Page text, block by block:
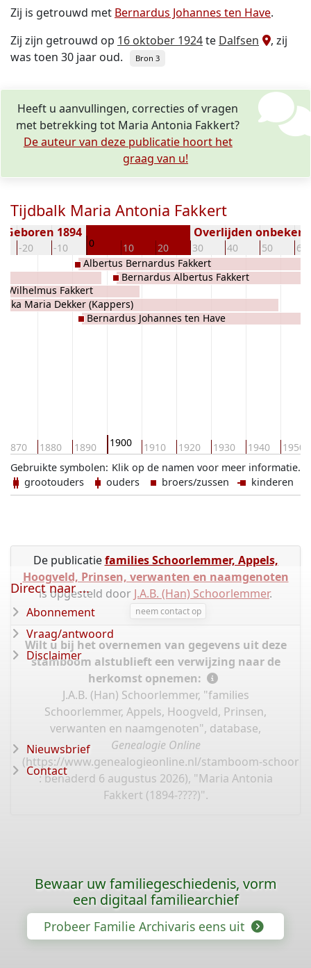
Zij is getrouwd met Bernardus Johannes ten Have.
Zij zijn getrouwd op 16 oktober 1924te Dalfsen
, zij
was toen 30 jaar oud.
Bron 3
Heeft u aanvullingen, correcties of vragen
met betrekking tot Maria Antonia Fakkert?
De auteur van deze publicatie hoort het
graag van u!
Tijdbalk Maria Antonia Fakkert
-20 -10 0 10 20 30 40 50 60
Geboren 1894 Overlijden
1870 1880 1890 1900 1910 1920 1930 1940 1950
Wilhelmus Fakkert
Maria Dekker (Kappers)
Albertus Bernardus Fakkert
Bernardus Johannes ten Have
Bernardus Albertus Fakkert
Klik op de namen voor meer informatie.
Gebruikte symbolen:
grootouders
ouders broers/zussen kinderen
De publicatiefamilies Schoorlemmer, Appels,
Hoogveld, Prinsen, verwanten en naamgenoten
is opgesteld door J.A.B. (Han) Schoorlemmer.
neem contact op
Wilt u bij het overnemen van gegevens uit deze
stamboom alstublieft een verwijzing naar de
herkomst opnemen:
J.A.B. (Han) Schoorlemmer, "families
Schoorlemmer, Appels, Hoogveld, Prinsen,
verwanten en naamgenoten", database,
Genealogie Online
(https://www.genealogieonline.nl/stamboom-
: benaderd 6 augustus 2026), "Maria Antonia
Fakkert (1894-????)".
Direct naar ...
Abonnement
Vraag/antwoord
Disclaimer
Nieuwsbrief
Contact
Bewaar uw familiegeschiedenis, vorm
een digitaal familiearchief
Probeer Familie Archivaris eens uit